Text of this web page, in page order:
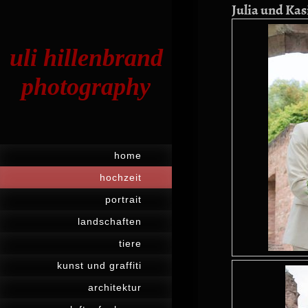
uli hillenbrand
photography
home
hochzeit
portrait
landschaften
tiere
kunst und graffiti
architektur
Julia und